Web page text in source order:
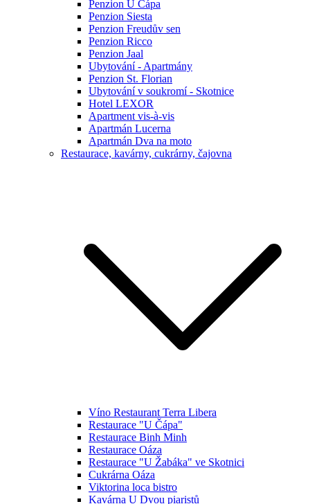
Penzion U Čápa
Penzion Siesta
Penzion Freudův sen
Penzion Ricco
Penzion Jaal
Ubytování - Apartmány
Penzion St. Florian
Ubytování v soukromí - Skotnice
Hotel LEXOR
Apartment vis-à-vis
Apartmán Lucerna
Apartmán Dva na moto
Restaurace, kavárny, cukrárny, čajovna
Víno Restaurant Terra Libera
Restaurace "U Čápa"
Restaurace Binh Minh
Restaurace Oáza
Restaurace "U Žabáka" ve Skotnici
Cukrárna Oáza
Viktorina loca bistro
Kavárna U Dvou piaristů